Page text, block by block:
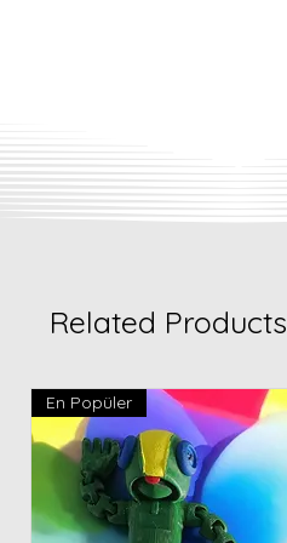
Related Products
En Popüler